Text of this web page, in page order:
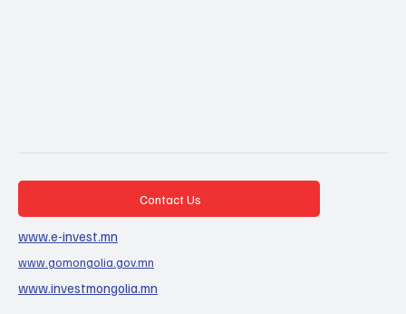
Contact Us
www.e-invest.mn
www.gomongolia.gov.mn
www.investmongolia.mn